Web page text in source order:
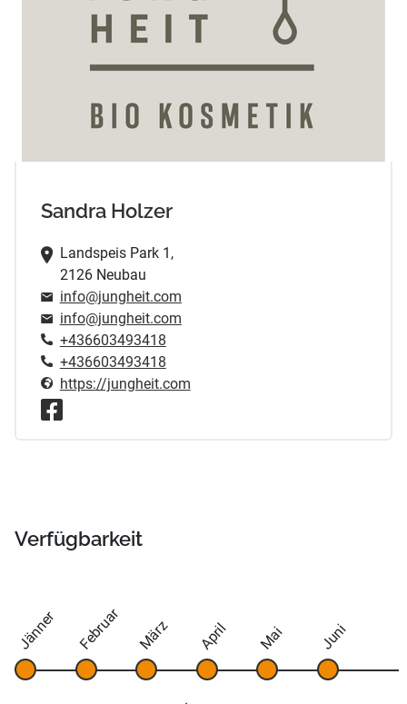
Sandra Holzer
Landspeis Park 1,
2126 Neubau
info@jungheit.com
info@jungheit.com
+436603493418
+436603493418
https://jungheit.com
Verfügbarkeit
Jänner Februar März April Mai Juni